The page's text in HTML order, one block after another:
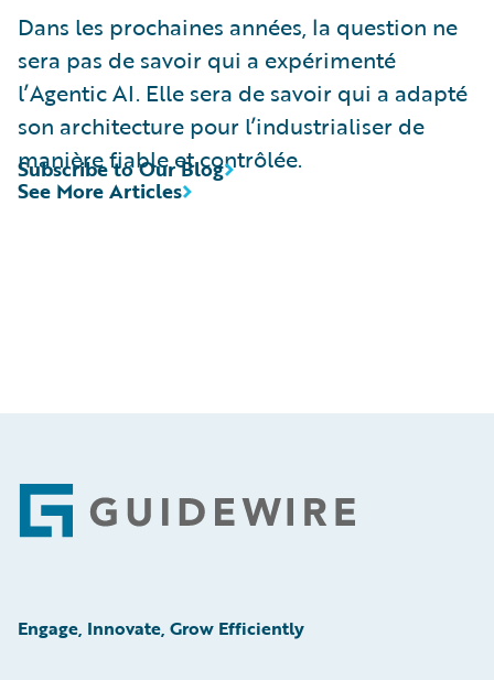
Dans les prochaines années, la question ne
sera pas de savoir qui a expérimenté
l’Agentic AI. Elle sera de savoir qui a adapté
son architecture pour l’industrialiser de
manière fiable et contrôlée.
See More Articles
Subscribe to Our Blog
Footer
Engage, Innovate, Grow Efficiently